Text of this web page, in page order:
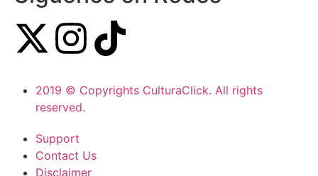
2019 © Copyrights CulturaClick. All rights
reserved.
Support
Contact Us
Disclaimer